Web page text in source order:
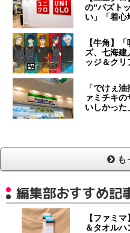
の“バズト
い」「着心
【牛角】
ズ、七海
ッジ＆クリ
「でけぇ
ァミチキ
いしかった
も
編集部おすすめ記
【ファミ
＆タオル